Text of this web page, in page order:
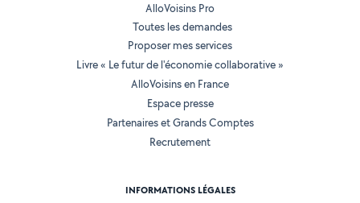
AlloVoisins Pro
Toutes les demandes
Proposer mes services
Livre « Le futur de l'économie collaborative »
AlloVoisins en France
Espace presse
Partenaires et Grands Comptes
Recrutement
INFORMATIONS LÉGALES